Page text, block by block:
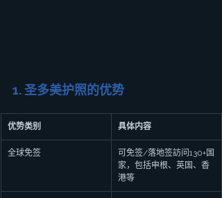
1. 圣多美护照的优势
优势类别 具体内容
全球免签
可免签/落地签訪问130+国
家，包括申根、英国、香
港等